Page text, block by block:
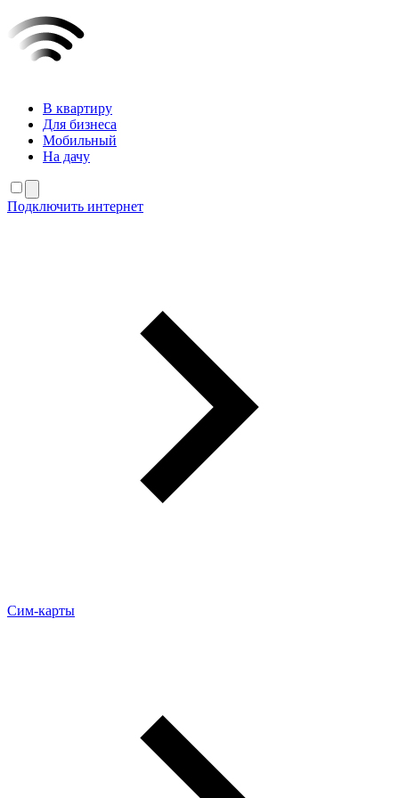
В квартиру
Для бизнеса
Мобильный
На дачу
Подключить интернет
Сим-карты